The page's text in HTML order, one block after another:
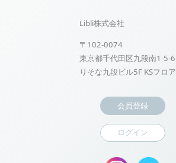
Libli株式会社
〒102-0074
東京都千代田区九段南1-5-6
りそな九段ビル5F KSフロア
会員登録
ログイン